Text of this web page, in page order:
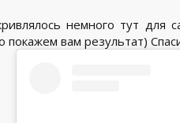
немного тут для
покажем вам результат)